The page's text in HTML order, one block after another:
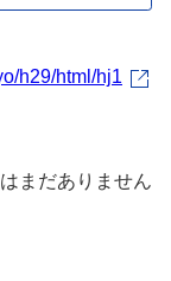
h29/html/hj1
まだありません